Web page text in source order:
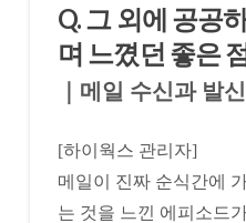
Q. 그 외에 공공
며 느꼈던 좋은
｜메일 수신과 발
[하이웍스 관리자]
메일이 진짜 순식간에
는 것을 느낀 에피소드